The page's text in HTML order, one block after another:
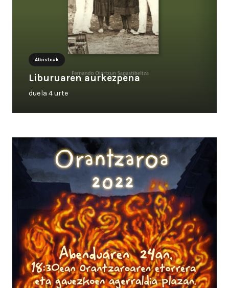
Albisteak
Liburuaren aurkezpena
duela 4 urte